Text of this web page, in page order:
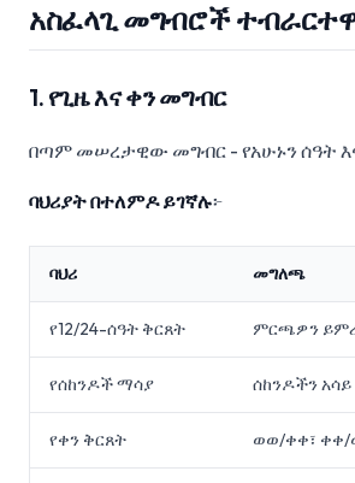
አስፈላጊ መግብሮች
1. የጊዜ እና ቀን መግብር
በጣም መሠረታዊው መግብር - የአሁኑን ሰዓት
ባህሪያት በተለምዶ ይገኛሉ፦
ባህሪ መግለጫ
የ12/24-ሰዓት ቅርጸት ምርጫዎን
የሰከንዶች ማሳያ ሰከንዶችን
የቀን ቅርጸት ወወ/ቀቀ፣